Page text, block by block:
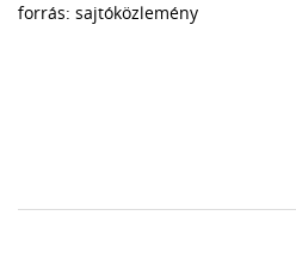
forrás: sajtóközlemény